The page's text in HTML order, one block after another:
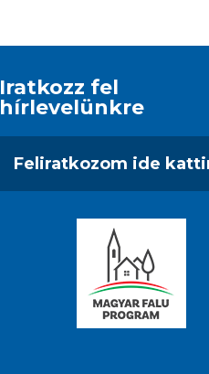
Iratkozz fel
hírlevelünkre
Feliratkozom ide